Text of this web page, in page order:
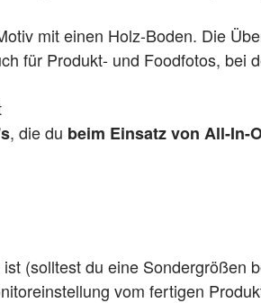
mit einen Holz-Boden. Die
für Produkt- und Foodfotos, bei
, die du beim Einsatz von All-In-
ist (solltest du eine Sondergrößen
vom fertigen